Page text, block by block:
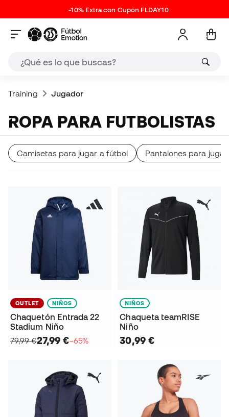
-10% Extra con Cupón FLDAY10
Training Jugador
ROPA PARA FUTBOLISTAS
Camisetas para jugar a fútbol Pantalones para
OUTLET NIÑOS
Chaquetón Entrada 22
Stadium Niño
79,99 €27,99 €−65%
NIÑOS
Chaqueta teamRISE
Niño
30,99 €